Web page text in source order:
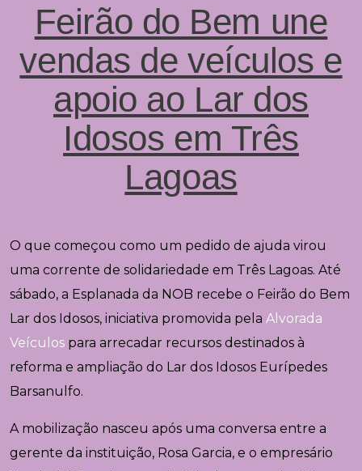
Feirão do Bem une
vendas de veículos e
apoio ao Lar dos
Idosos em Três
Lagoas
O que começou como um pedido de ajuda virou
uma corrente de solidariedade em Três Lagoas. Até
sábado, a Esplanada da NOB recebe o Feirão do Bem
Lar dos Idosos, iniciativa promovida pela Alvorada
Veículos para arrecadar recursos destinados à
reforma e ampliação do Lar dos Idosos Eurípedes
Barsanulfo.
A mobilização nasceu após uma conversa entre a
gerente da instituição, Rosa Garcia, e o empresário